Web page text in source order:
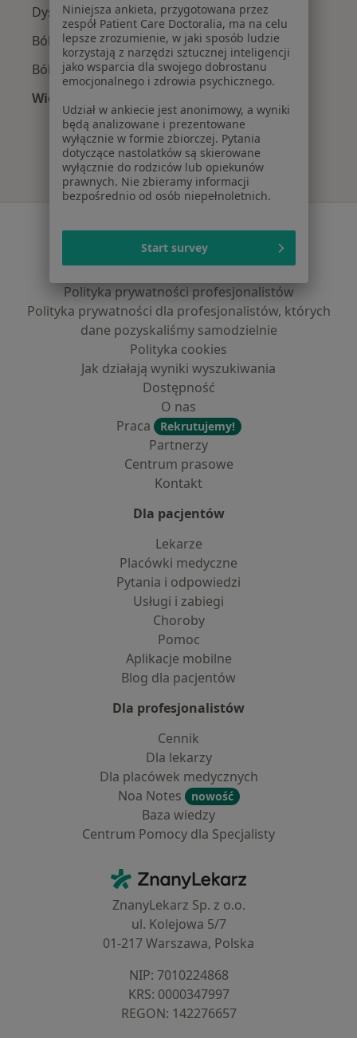
Dyskopatia w Kielcach
Ból barku w Kielcach
Ból biodra w Kielcach
Więcej (15)
Więcej w kategorii: Najczęście leczone
Regulamin
Polityka prywatności profesjonalistów
Polityka prywatności dla profesjonalistów, których
dane pozyskaliśmy samodzielnie
Polityka cookies
Jak działają wyniki wyszukiwania
Dostępność
O nas
Praca
Rekrutujemy!
Partnerzy
Centrum prasowe
Kontakt
Dla pacjentów
Lekarze
Placówki medyczne
Pytania i odpowiedzi
Usługi i zabiegi
Choroby
Pomoc
Aplikacje mobilne
Blog dla pacjentów
Dla profesjonalistów
Cennik
Dla lekarzy
Dla placówek medycznych
Noa Notes
nowość
Baza wiedzy
Centrum Pomocy dla Specjalisty
ZnanyLekarz - Strona główna
ZnanyLekarz Sp. z o.o.
ul. Kolejowa 5/7
01-217 Warszawa, Polska
NIP: ⁠7010224868
KRS: ⁠0000347997
REGON: ⁠142276657
Niniejsza ankieta, przygotowana przez
zespół Patient Care Doctoralia, ma na celu
lepsze zrozumienie, w jaki sposób ludzie
korzystają z narzędzi sztucznej inteligencji
jako wsparcia dla swojego dobrostanu
emocjonalnego i zdrowia psychicznego.
Udział w ankiecie jest anonimowy, a wyniki
będą analizowane i prezentowane
wyłącznie w formie zbiorczej. Pytania
dotyczące nastolatków są skierowane
wyłącznie do rodziców lub opiekunów
prawnych. Nie zbieramy informacji
bezpośrednio od osób niepełnoletnich.
Start survey